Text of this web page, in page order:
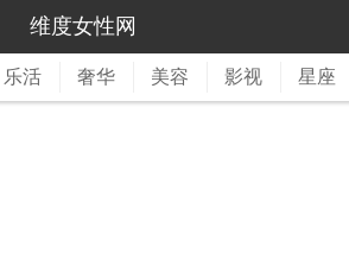
维度女性网
乐活 奢华 美容 影视 星座